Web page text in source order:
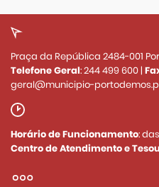
Praça da República 2484-001
Telefone Geral:244 499 600|
geral@municipio-
Horário de Funcionamento:
Centro de Atendimento e